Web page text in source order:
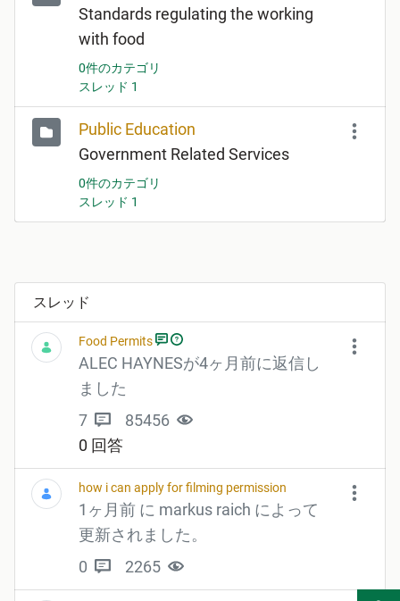
Standards regulating the working
with food
0件のカテゴリ
スレッド 1
Public Education
Government Related Services
0件のカテゴリ
スレッド 1
スレッド
Food Permits
ALEC HAYNESが4ヶ月前に返信し
ました
7
85456
0 回答
how i can apply for filming permission
1ヶ月前 に markus raich によって
更新されました。
0
2265